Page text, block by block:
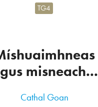
misneach...
TG4
Cathal Goan